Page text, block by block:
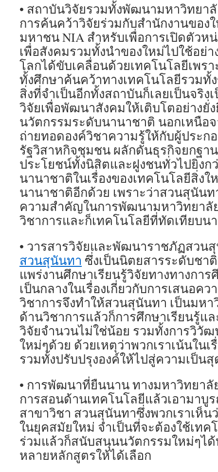
• สถาบันวิจัยรวมทั้งพัฒนามหาวิทยา
การค้นคว้าวิจัยร่วมกับสำนักงานของ
มหาชน NIA สำหรับเพื่อการเปิดตัวห
เพื่อสังคมรวมทั้งนำของใหม่ไปใช้อย่
โลกได้ขับเคลื่อนด้วยเทคโนโลยีเพร
ทั้งศึกษาค้นคว้าทางเทคโนโลยีรวมทั้
สิ่งที่จำเป็นอีกทั้งสถาบันก็เลยเป็นจริง
วิจัยเพื่อพัฒนาสังคมให้เติบโตอย่างยั่
นวัตกรรมระดับนานาชาติ นอกเหนือ
ถ่ายทอดองค์วิชาความรู้ให้กับผู้ประก
รัฐวิสาหกิจชุมชน ผลักดันธุรกิจยกฐา
ประโยชน์ทั้งนิสิตและฝูงชนทั่วไปยิ่งก
นานาชาติในเรื่องของเทคโนโลยีสิ่ง
นานาชาติอีกด้วย เพราะว่าสวนสุนันท
ความสำคัญในการพัฒนามหาวิทยาลั
วิชาการและก็เทคโนโลยีที่ทัดเทียบน
• วารสารวิจัยและพัฒนาราชภัฏสวน
สวนสุนันทา ซึ่งเป็นนิตยสารระดับชา
แพร่งานศึกษาเรียนรู้วิจัยทางทางการ
เป็นกลางในเรื่องเกี่ยวกับการเสนอค
วิชาการจึงทำให้สวนสุนันทา เป็นมห
ด้านวิชาการแล้วก็การศึกษาเรียนรู้แ
วิจัยจำนวนไม่ใช่น้อย รวมทั้งการวิวั
ใหม่ๆด้วย ด้วยเหตุว่าพวกเราเน้นในเ
รวมทั้งปรับปรุงองค์ให้ไปสู่ความเป็น
• การพัฒนาที่ยืนนาน ทางมหาวิทยาลั
การสอนด้านเทคโนโลยีแล้วเอามาบู
สาขาวิชา สวนสุนันทาซึ่งพวกเราเห็น
ในยุคสมัยใหม่ จำเป็นที่จะต้องใช้เทค
ร่วมแล้วก็สนับสนุนนวัตกรรมใหม่ๆไ
หลายหลักสูตรให้ได้เลือก